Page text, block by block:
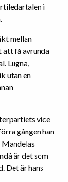
i
mellan
att få avrunda
Lugna,
utan en
vice
gången han
Mandelas
är det som
Det är hans